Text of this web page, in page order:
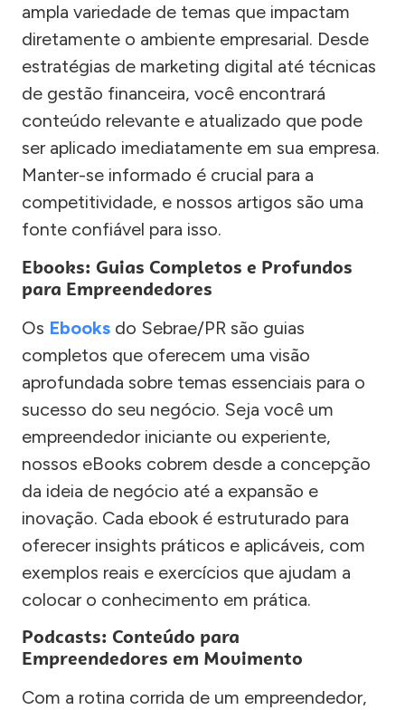
ampla variedade de temas que impactam
diretamente o ambiente empresarial. Desde
estratégias de marketing digital até técnicas
de gestão financeira, você encontrará
conteúdo relevante e atualizado que pode
ser aplicado imediatamente em sua empresa.
Manter-se informado é crucial para a
competitividade, e nossos artigos são uma
fonte confiável para isso.
Ebooks: Guias Completos e Profundos
para Empreendedores
Os Ebooks do Sebrae/PR são guias
completos que oferecem uma visão
aprofundada sobre temas essenciais para o
sucesso do seu negócio. Seja você um
empreendedor iniciante ou experiente,
nossos eBooks cobrem desde a concepção
da ideia de negócio até a expansão e
inovação. Cada ebook é estruturado para
oferecer insights práticos e aplicáveis, com
exemplos reais e exercícios que ajudam a
colocar o conhecimento em prática.
Podcasts: Conteúdo para
Empreendedores em Movimento
Com a rotina corrida de um empreendedor,